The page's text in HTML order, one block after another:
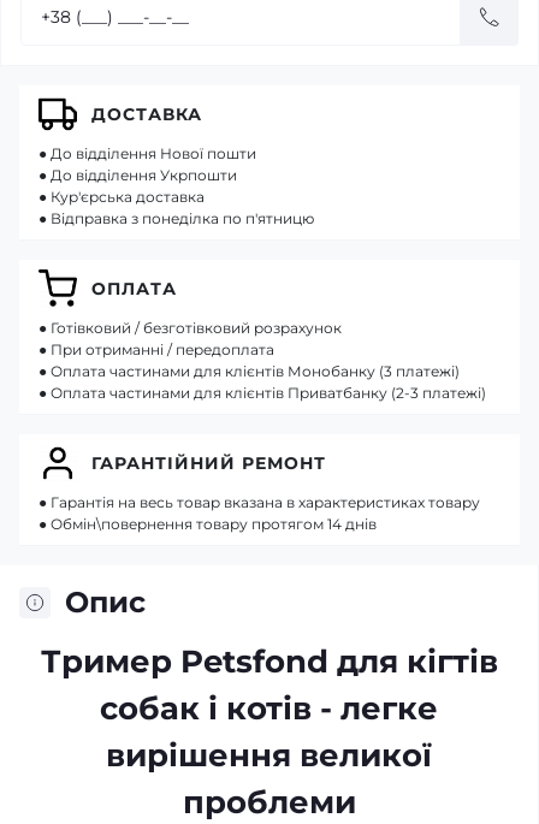
Опис
Тример Petsfond для кігтів
собак і котів - легке
вирішення великої
проблеми
ДОСТАВКА
● До відділення Нової пошти
● До відділення Укрпошти
● Кур'єрська доставка
● Відправка з понеділка по п'ятницю
ОПЛАТА
● Готівковий / безготівковий розрахунок
● При отриманні / передоплата
● Оплата частинами для клієнтів Монобанку (3 платежі)
● Оплата частинами для клієнтів Приватбанку (2-3 платежі)
ГАРАНТІЙНИЙ РЕМОНТ
● Гарантія на весь товар вказана в характеристиках товару
● Обмін\повернення товару протягом 14 днів